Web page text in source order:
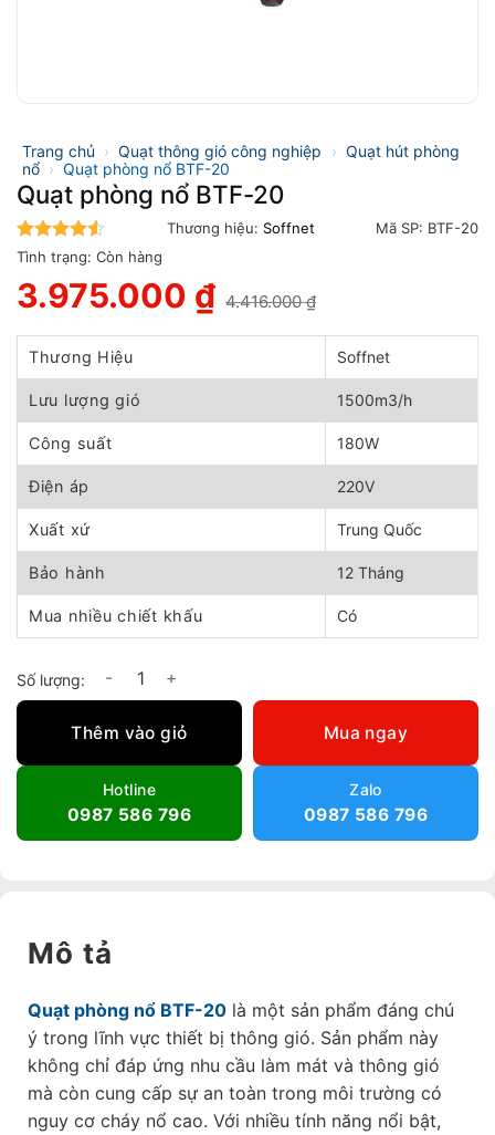
Trang chủ › Quạt thông gió công nghiệp › Quạt hút phòng
nổ › Quạt phòng nổ BTF-20
Quạt phòng nổ BTF-20
4.5trên 5
Thương hiệu: Soffnet Mã SP: BTF-20
Tình trạng: Còn hàng
4.416.000₫
gốc
là:
4.416.000 ₫.
3.975.000 ₫
hiện
tại
3.975.000 ₫.
Thương Hiệu Soffnet
Lưu lượng gió 1500m3/h
Công suất 180W
Điện áp 220V
Xuất xứ Trung Quốc
Bảo hành 12 Tháng
Mua nhiều chiết khấu Có
Quạt phòng nổ BTF-20 số lượng
Thêm vào giỏ Mua ngay
Hotline
0987 586 796
Zalo
0987 586 796
Mô tả
Quạt phòng nổ BTF-20 là một sản phẩm đáng chú
ý trong lĩnh vực thiết bị thông gió. Sản phẩm này
không chỉ đáp ứng nhu cầu làm mát và thông gió
mà còn cung cấp sự an toàn trong môi trường có
nguy cơ cháy nổ cao. Với nhiều tính năng nổi bật,